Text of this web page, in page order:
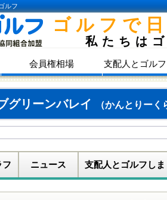
ルフ
ゴルフで
私たちは
会員権相場 支配人とゴル
グリーンバレイ （かんとりー
フ ニュース 支配人とゴルフしま